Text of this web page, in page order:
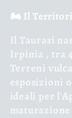
🏍️ Il
Il Taurasi
Irpinia , tra
Terreni
esposizioni
ideali per